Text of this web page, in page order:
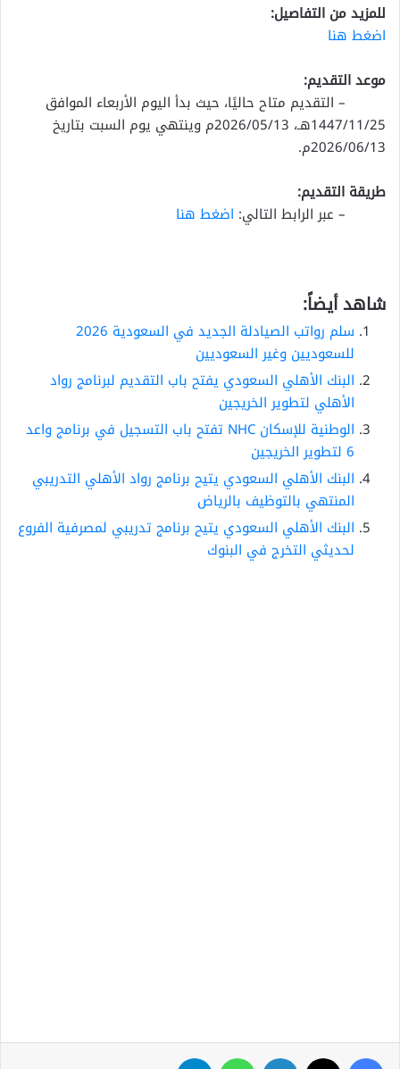
للمزيد من التفاصيل:
اضغط هنا
موعد التقديم:
– التقديم متاح حاليًا، حيث بدأ اليوم الأربعاء الموافق
1447/11/25هـ، 2026/05/13م وينتهي يوم السبت بتاريخ
2026/06/13م.
طريقة التقديم:
– عبر الرابط التالي: اضغط هنا
شاهد أيضاً:
سلم رواتب الصيادلة الجديد في السعودية 2026
للسعوديين وغير السعوديين
البنك الأهلي السعودي يفتح باب التقديم لبرنامج رواد
الأهلي لتطوير الخريجين
الوطنية للإسكان NHC تفتح باب التسجيل في برنامج واعد
6 لتطوير الخريجين
البنك الأهلي السعودي يتيح برنامج رواد الأهلي التدريبي
المنتهي بالتوظيف بالرياض
البنك الأهلي السعودي يتيح برنامج تدريبي لمصرفية الفروع
لحديثي التخرج في البنوك
فيسبوك لينكدإن واتساب